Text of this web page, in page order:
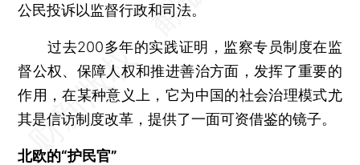
公民投诉以监督行政和司法。
过去200多年的实践证明，监察专员制度在监
督公权、保障人权和推进善治方面，发挥了重要的
作用，在某种意义上，它为中国的社会治理模式尤
其是信访制度改革，提供了一面可资借鉴的镜子。
北欧的“护民官”